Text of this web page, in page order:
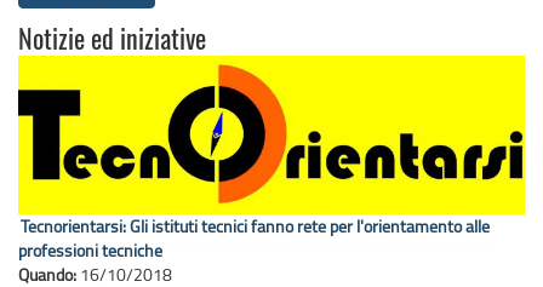
Notizie ed iniziative
Tecnorientarsi: Gli istituti tecnici fanno rete per l'orientamento alle
professioni tecniche
Quando: 16/10/2018